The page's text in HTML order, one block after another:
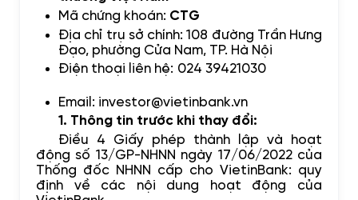
Mã chứng khoán: CTG
Địa chỉ trụ sở chính: 108 đường Trần Hưng
Đạo, phường Cửa Nam, TP. Hà Nội
Điện thoại liên hệ: 024 39421030
Email: investor@vietinbank.vn
1. Thông tin trước khi thay đổi:
Điều 4 Giấy phép thành lập và hoạt
động số 13/GP-NHNN ngày 17/06/2022 của
Thống đốc NHNN cấp cho VietinBank: quy
định về các nội dung hoạt động của